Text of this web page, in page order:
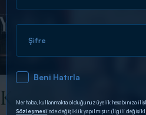
DİĞER SONUÇLAR
Şifre
Beni Hatırla
Merhaba, kullanmakta olduğunuz üyelik hesabınıza
Sözleşmesi’nde değişiklik yapılmıştır. (İlgili